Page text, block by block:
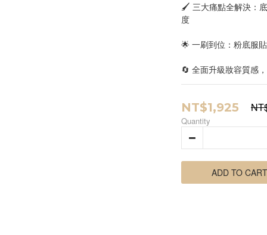
🖌 三大痛點全解決：
度
🌟 一刷到位：粉底服
🔄 全面升級妝容質感
NT$1,925
Quantity
ADD TO CART